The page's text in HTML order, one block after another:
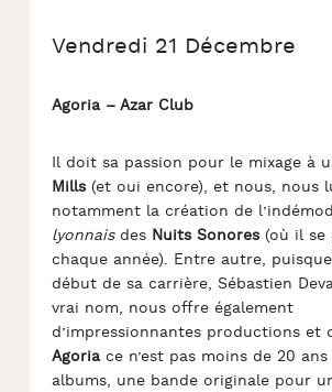
Vendredi 21 Décembre
Agoria – Azar Club
Il doit sa passion pour le mixage à
Mills(et oui encore), et nous, nous
notamment la création de
lyonnaisdes Nuits Sonores(où il se
chaque année). Entre autre,
début de sa carrière, Sébastien
vrai nom, nous offre également
d’impressionnantes productions et
Agoriace n’est pas moins de 20
albums, une bande originale pour